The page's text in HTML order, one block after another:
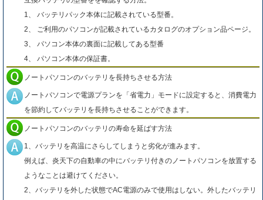
1、 バッテリパック本体に記載されている型番。
2、 ご利用のパソコンが記載されているカタログのオプション品ページ。
3、 パソコン本体の裏面に記載してある型番
4、 パソコン本体の保証書。
ノートパソコンのバッテリを長持ちさせる方法
ノートパソコンで電源プランを「省電力」モードに設定すると、消費電力
を節約してバッテリを長持ちさせることができます。
ノートパソコンのバッテリの寿命を延ばす方法
1、バッテリを高温にさらしてしまうと劣化が進みます。
例えば、炎天下の自動車の中にバッテリ付きのノートパソコンを放置する
ようなことは避けてください。
2、バッテリを外した状態でAC電源のみで使用はしない。外したバッテリ